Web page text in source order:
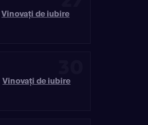
Vinovaţi de iubire
Vinovaţi de iubire